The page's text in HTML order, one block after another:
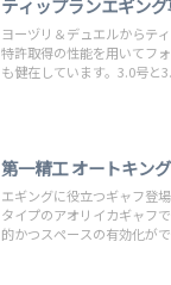
ティップランエギン
ヨーヅリ＆デュエルからテ
特許取得の性能を用いてフ
も健在しています。3.0号と
第一精工 オートキン
エギングに役立つギャフ登
タイプのアオリイカギャフ
的かつスペースの有効化が